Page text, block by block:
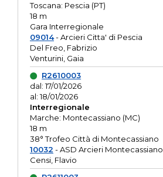
Toscana: Pescia (PT)
18 m
Gara Interregionale
09014- Arcieri Citta' di Pescia
Del Freo, Fabrizio
Venturini, Gaia
R2610003
dal: 17/01/2026
al: 18/01/2026
Interregionale
Marche: Montecassiano (MC)
18 m
38° Trofeo Città di Montecassiano
10032 - ASD Arcieri Montecassiano
Censi, Flavio